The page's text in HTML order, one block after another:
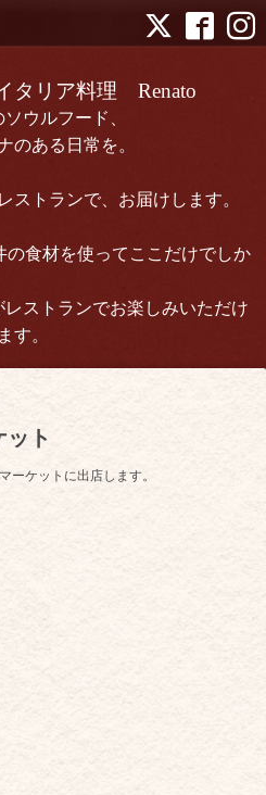
タリア料理 Renato
ウルフード、
のある日常を。
ストランで、お届けします。
の食材を使ってここだけでしか
ストランでお楽しみいただけ
ます。
ト
ーケットに出店します。